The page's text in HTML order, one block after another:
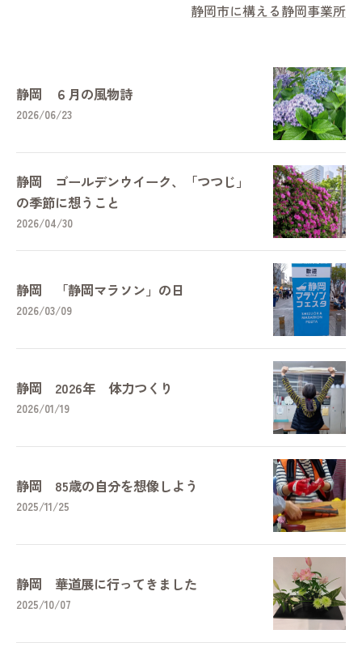
静岡市に構える静岡事業所
静岡 ６月の風物詩
2026/06/23
静岡 ゴールデンウイーク、「つつじ」
の季節に想うこと
2026/04/30
静岡 「静岡マラソン」の日
2026/03/09
静岡 2026年 体力つくり
2026/01/19
静岡 85歳の自分を想像しよう
2025/11/25
静岡 華道展に行ってきました
2025/10/07